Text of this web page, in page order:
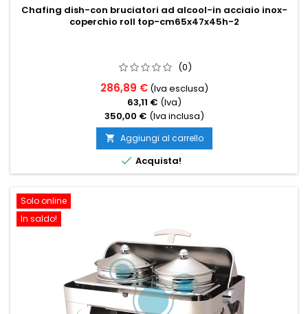
Chafing dish-con bruciatori ad alcool-in acciaio inox-
coperchio roll top-cm65x47x45h-2
(0)
286,89 € (Iva esclusa)
63,11 € (Iva)
350,00 € (Iva inclusa)
 Aggiungi al carrello
 Acquista!
Solo online
In saldo!